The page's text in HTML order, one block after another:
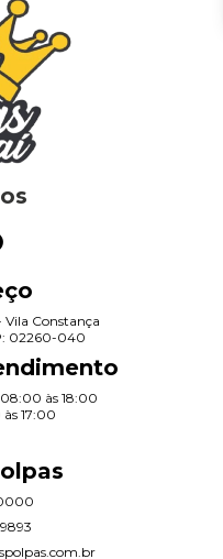
Vila Constança
02260-040
às 18:00
17:00
9893